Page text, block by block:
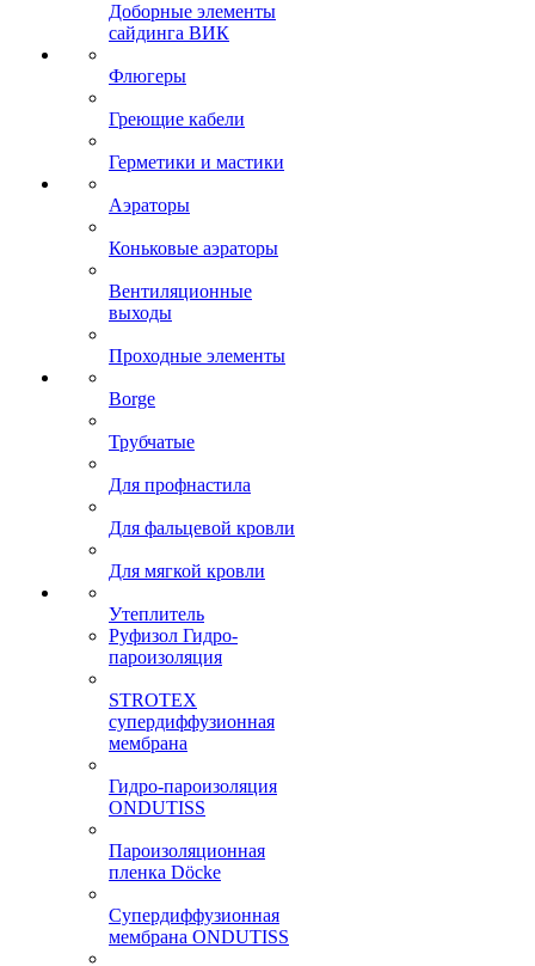
Доборные элементы
сайдинга ВИК
Флюгеры
Греющие кабели
Герметики и мастики
Аэраторы
Коньковые аэраторы
Вентиляционные
выходы
Проходные элементы
Borge
Трубчатые
Для профнастила
Для фальцевой кровли
Для мягкой кровли
Утеплитель
Руфизол Гидро-
пароизоляция
STROTEX
супердиффузионная
мембрана
Гидро-пароизоляция
ONDUTISS
Пароизоляционная
пленка Döcke
Супердиффузионная
мембрана ONDUTISS